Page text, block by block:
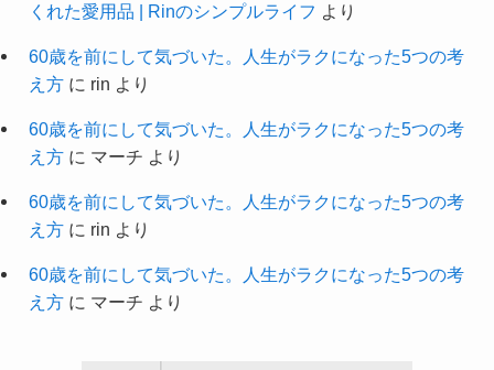
くれた愛用品 | Rinのシンプルライフ より
60歳を前にして気づいた。人生がラクになった5つの考
え方に rin より
60歳を前にして気づいた。人生がラクになった5つの考
え方に マーチ より
60歳を前にして気づいた。人生がラクになった5つの考
え方に rin より
60歳を前にして気づいた。人生がラクになった5つの考
え方に マーチ より